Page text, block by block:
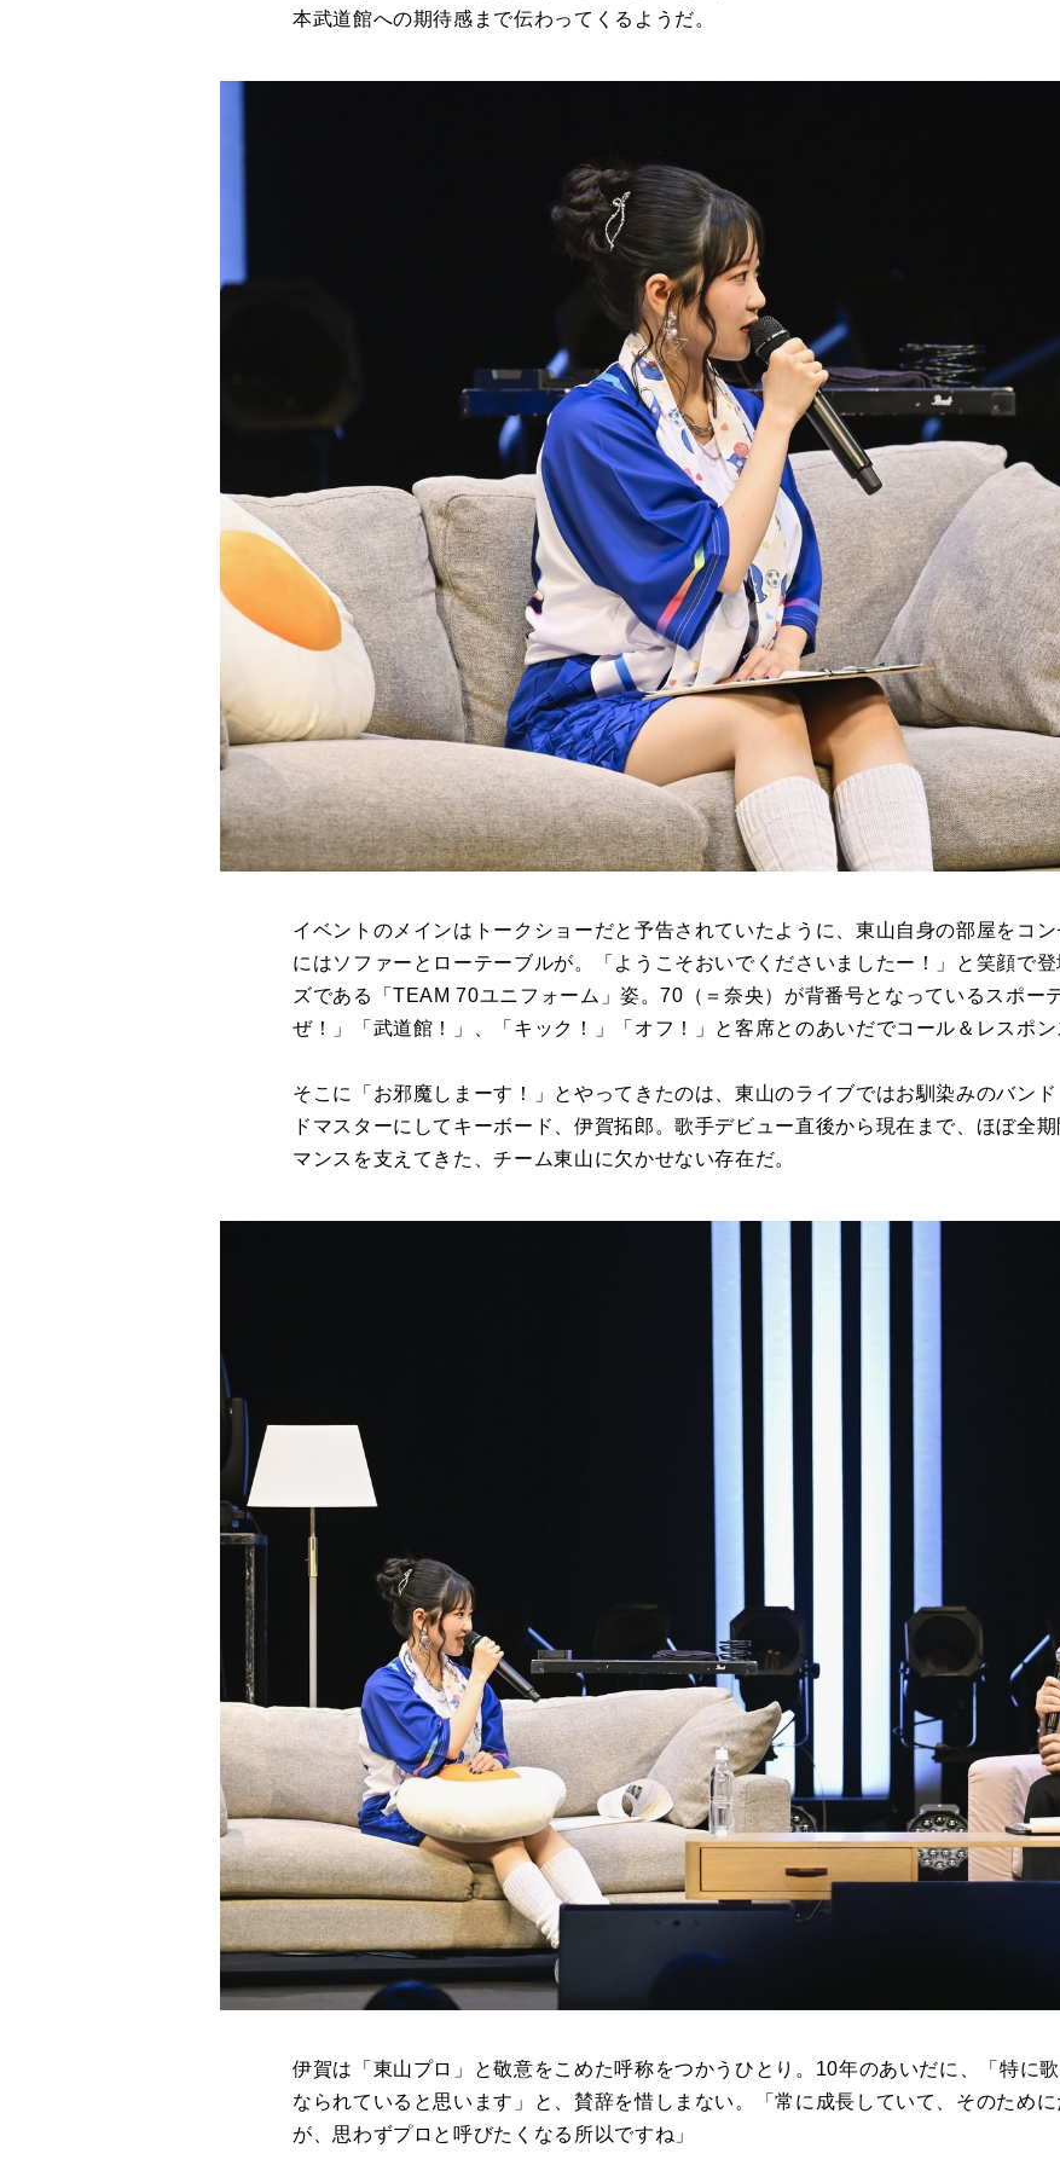
本武道館への期待感まで伝わってくるようだ。
イベントのメインはトークショーだと予告されていたように、東山自身の部屋をコ
にはソファーとローテーブルが。「ようこそおいでくださいましたー！」と笑顔で
ズである「TEAM 70ユニフォーム」姿。70（＝奈央）が背番号となっているスポー
ぜ！」「武道館！」、「キック！」「オフ！」と客席とのあいだでコール＆レスポン
そこに「お邪魔しまーす！」とやってきたのは、東山のライブではお馴染みのバン
ドマスターにしてキーボード、伊賀拓郎。歌手デビュー直後から現在まで、ほぼ全
マンスを支えてきた、チーム東山に欠かせない存在だ。
伊賀は「東山プロ」と敬意をこめた呼称をつかうひとり。10年のあいだに、「特に
なられていると思います」と、賛辞を惜しまない。「常に成長していて、そのため
が、思わずプロと呼びたくなる所以ですね」